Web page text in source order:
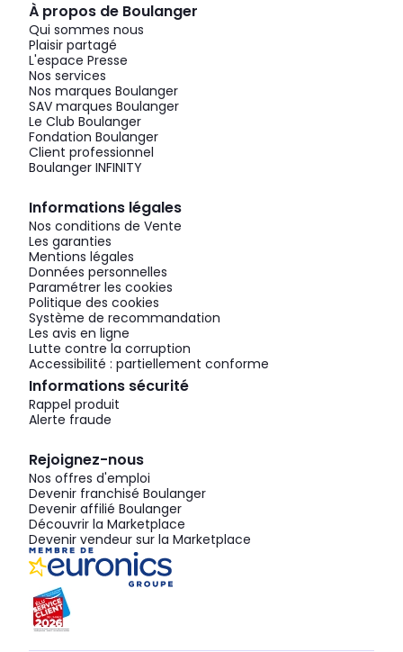
À propos de Boulanger
Qui sommes nous
Plaisir partagé
L'espace Presse
Nos services
Nos marques Boulanger
SAV marques Boulanger
Le Club Boulanger
Fondation Boulanger
Client professionnel
Boulanger INFINITY
Informations légales
Nos conditions de Vente
Les garanties
Mentions légales
Données personnelles
Paramétrer les cookies
Politique des cookies
Système de recommandation
Les avis en ligne
Lutte contre la corruption
Accessibilité : partiellement conforme
Informations sécurité
Rappel produit
Alerte fraude
Rejoignez-nous
Nos offres d'emploi
Devenir franchisé Boulanger
Devenir affilié Boulanger
Découvrir la Marketplace
Devenir vendeur sur la Marketplace